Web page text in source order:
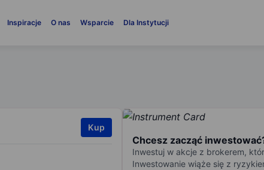
Inspiracje O nas Wsparcie Dla Instytucji
Kup
Chcesz zacząć
Inwestuj w akcje z brokerem,
Inwestowanie wiąże się z